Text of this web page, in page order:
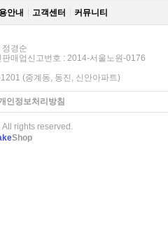
안내 고객센터 커뮤니티
경순
매업신고번호 : 2014-서울노원-0176
(중계동, 동진, 신안아파트)
인정보처리방침
rights reserved.
Shop